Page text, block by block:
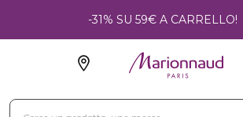
-31% SU 59€ A CARRELLO!